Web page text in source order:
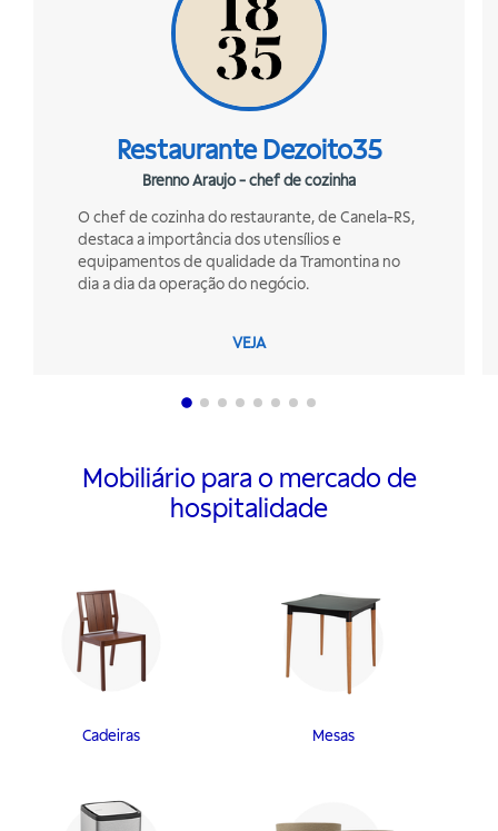
Restaurante Dezoito35
Brenno Araujo - chef de cozinha
O chef de cozinha do restaurante, de Canela-RS,
destaca a importância dos utensílios e
equipamentos de qualidade da Tramontina no
dia a dia da operação do negócio.
VEJA
Mobiliário para o mercado de
hospitalidade
Cadeiras Mesas